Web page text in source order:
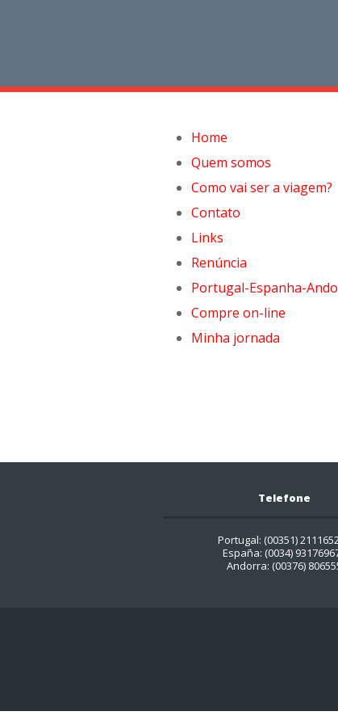
Home
Quem somos
Como vai ser a viagem?
Contato
Links
Renúncia
Portugal-Espanha-
Compre on-line
Minha jornada
Telefone
Portugal: (00351)
España: (0034)
Andorra: (00376)